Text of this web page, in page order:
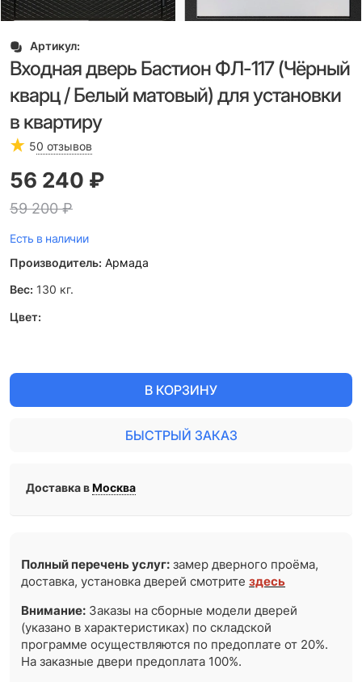
Артикул:
Входная дверь Бастион ФЛ-117 (Чёрный
кварц / Белый матовый) для установки
в квартиру
50 отзывов
59 200 ₽
56 240 ₽
Есть в наличии
Производитель: Армада
Вес: 130 кг.
Цвет:
В КОРЗИНУ
БЫСТРЫЙ ЗАКАЗ
Доставка вМосква
Полный перечень услуг: замер дверного проёма,
доставка, установка дверей смотритездесь
Внимание: Заказы на сборные модели дверей
(указано в характеристиках) по складской
программе осуществляются по предоплате от 20%.
На заказные двери предоплата 100%.